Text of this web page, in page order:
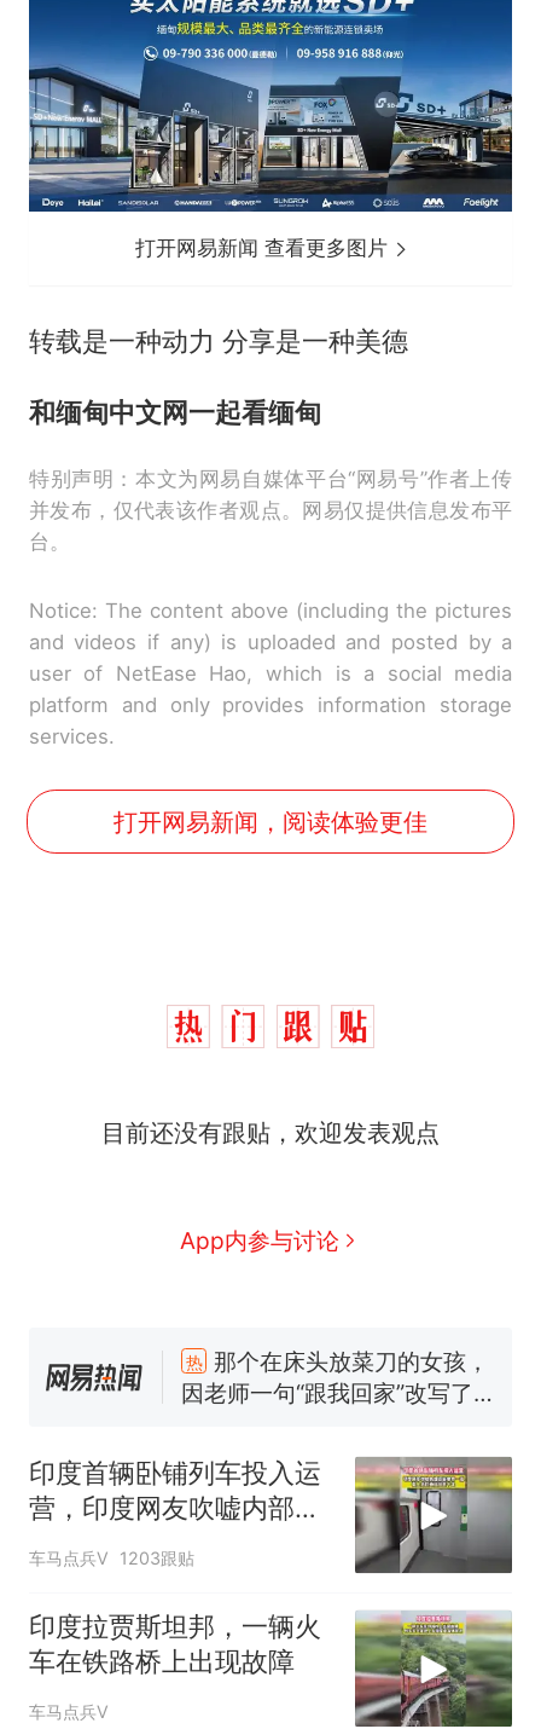
打开网易新闻 查看更多图片
转载是一种动力 分享是一种美德
和缅甸中文网一起看缅甸
特别声明：本文为网易自媒体平台“网易号”作者上传
并发布，仅代表该作者观点。网易仅提供信息发布平
台。
Notice: The content above (including the pictures
and videos if any) is uploaded and posted by a
user of NetEase Hao, which is a social media
platform and only provides information storage
services.
打开网易新闻，阅读体验更佳
目前还没有跟贴，欢迎发表观点
App内参与讨论
人生
新
搬家报价570元，搬到楼下
交5060元才肯搬上楼！女子傻
号，仅凭视频评出？中国烹饪
协会回应
台风"白海豚"中心附近最大风
力已达15级 最新研判
佛山一中学招聘物理教师，笔
已叫停招聘，成立调查组全面
核查
笔试第一被第二名传话劝弃考
官方通报
那个在床头放菜刀的女孩，
因老师一句“跟我回家”改写了
印度首辆卧铺列车投入运
营，印度网友吹嘘内部设
施一流科技感十足
车马点兵V 1203跟贴
印度拉贾斯坦邦，一辆火
车在铁路桥上出现故障
车马点兵V